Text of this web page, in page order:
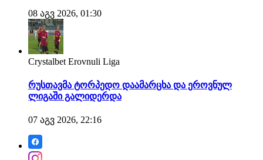
08 აგვ 2026, 01:30
Crystalbet Erovnuli Liga
რუსთავმა ტორპედო დაამარცხა და ეროვნულ
ლიგაში გალიდერდა
07 აგვ 2026, 22:16